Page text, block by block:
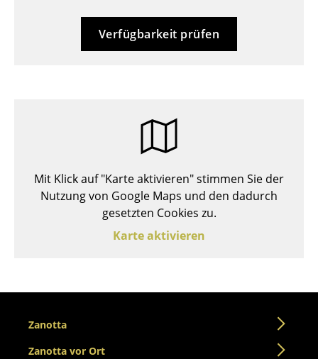
Konferenzstühle
Bürosessel
Tische
Esstische
Beistelltische
Verfügbarkeit prüfen
Mit Klick auf "Karte aktivieren" stimmen Sie der
Nutzung von Google Maps und den dadurch
gesetzten Cookies zu.
Karte aktivieren
Zanotta
Zanotta vor Ort